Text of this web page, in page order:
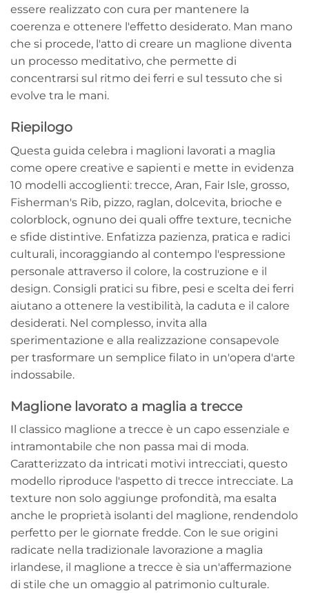
essere realizzato con cura per mantenere la
coerenza e ottenere l'effetto desiderato. Man mano
che si procede, l'atto di creare un maglione diventa
un processo meditativo, che permette di
concentrarsi sul ritmo dei ferri e sul tessuto che si
evolve tra le mani.
Riepilogo
Questa guida celebra i maglioni lavorati a maglia
come opere creative e sapienti e mette in evidenza
10 modelli accoglienti: trecce, Aran, Fair Isle, grosso,
Fisherman's Rib, pizzo, raglan, dolcevita, brioche e
colorblock, ognuno dei quali offre texture, tecniche
e sfide distintive. Enfatizza pazienza, pratica e radici
culturali, incoraggiando al contempo l'espressione
personale attraverso il colore, la costruzione e il
design. Consigli pratici su fibre, pesi e scelta dei ferri
aiutano a ottenere la vestibilità, la caduta e il calore
desiderati. Nel complesso, invita alla
sperimentazione e alla realizzazione consapevole
per trasformare un semplice filato in un'opera d'arte
indossabile.
Maglione lavorato a maglia a trecce
Il classico maglione a trecce è un capo essenziale e
intramontabile che non passa mai di moda.
Caratterizzato da intricati motivi intrecciati, questo
modello riproduce l'aspetto di trecce intrecciate. La
texture non solo aggiunge profondità, ma esalta
anche le proprietà isolanti del maglione, rendendolo
perfetto per le giornate fredde. Con le sue origini
radicate nella tradizionale lavorazione a maglia
irlandese, il maglione a trecce è sia un'affermazione
di stile che un omaggio al patrimonio culturale.